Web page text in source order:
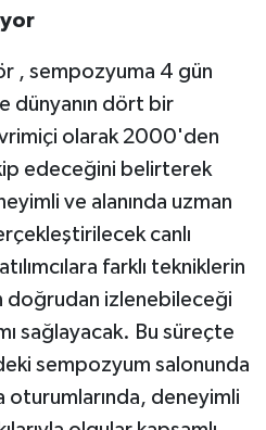
, sempozyuma 4 gün
dünyanın dört bir
olarak 2000'den
edeceğini belirterek
ve alanında uzman
canlı
farklı tekniklerin
doğrudan izlenebileceği
sağlayacak. Bu süreçte
sempozyum salonunda
oturumlarında, deneyimli